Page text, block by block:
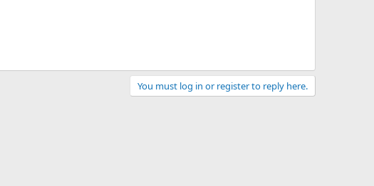
You must log in or register to reply here.